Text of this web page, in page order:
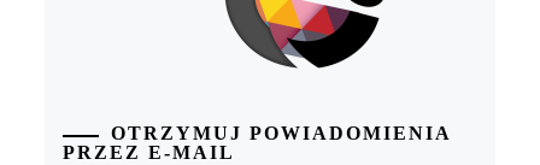
OTRZYMUJ POWIADOMIENIA
PRZEZ E-MAIL